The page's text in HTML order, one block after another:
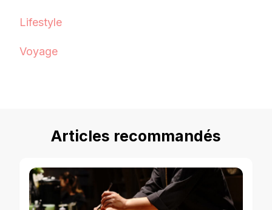
Lifestyle
Voyage
Articles recommandés